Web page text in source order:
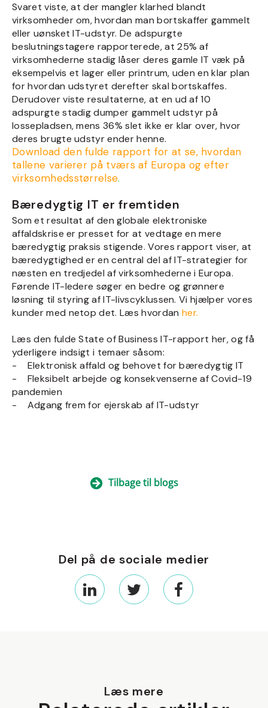
Svaret viste, at der mangler klarhed blandt
virksomheder om, hvordan man bortskaffer gammelt
eller uønsket IT-udstyr. De adspurgte
beslutningstagere rapporterede, at 25% af
virksomhederne stadig låser deres gamle IT væk på
eksempelvis et lager eller printrum, uden en klar plan
for hvordan udstyret derefter skal bortskaffes.
Derudover viste resultaterne, at en ud af 10
adspurgte stadig dumper gammelt udstyr på
lossepladsen, mens 36% slet ikke er klar over, hvor
deres brugte udstyr ender henne.
Download den fulde rapport for at se, hvordan
tallene varierer på tværs af Europa og efter
virksomhedsstørrelse.
Bæredygtig IT er fremtiden
Som et resultat af den globale elektroniske
affaldskrise er presset for at vedtage en mere
bæredygtig praksis stigende. Vores rapport viser, at
bæredygtighed er en central del af IT-strategier for
næsten en tredjedel af virksomhederne i Europa.
Førende IT-ledere søger en bedre og grønnere
løsning til styring af IT-livscyklussen. Vi hjælper vores
kunder med netop det. Læs hvordan her.
Læs den fulde State of Business IT-rapport her, og få
yderligere indsigt i temaer såsom:
- Elektronisk affald og behovet for bæredygtig IT
- Fleksibelt arbejde og konsekvenserne af Covid-19
pandemien
- Adgang frem for ejerskab af IT-udstyr
Tilbage til blogs
Del på de sociale medier
Læs mere